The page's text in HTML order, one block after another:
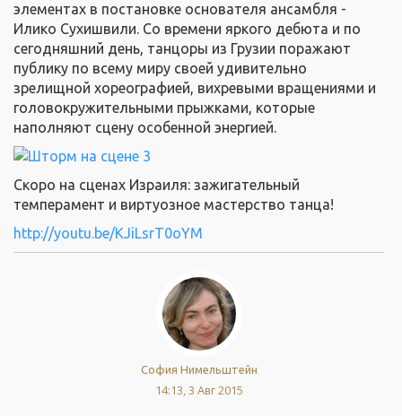
элементах в постановке основателя ансамбля -
Илико Сухишвили. Со времени яркого дебюта и по
сегодняшний день, танцоры из Грузии поражают
публику по всему миру своей удивительно
зрелищной хореографией, вихревыми вращениями и
головокружительными прыжками, которые
наполняют сцену особенной энергией.
Скоро на сценах Израиля: зажигательный
темперамент и виртуозное мастерство танца!
http://youtu.be/KJiLsrT0oYM
София Нимельштейн
14:13, 3 Авг 2015